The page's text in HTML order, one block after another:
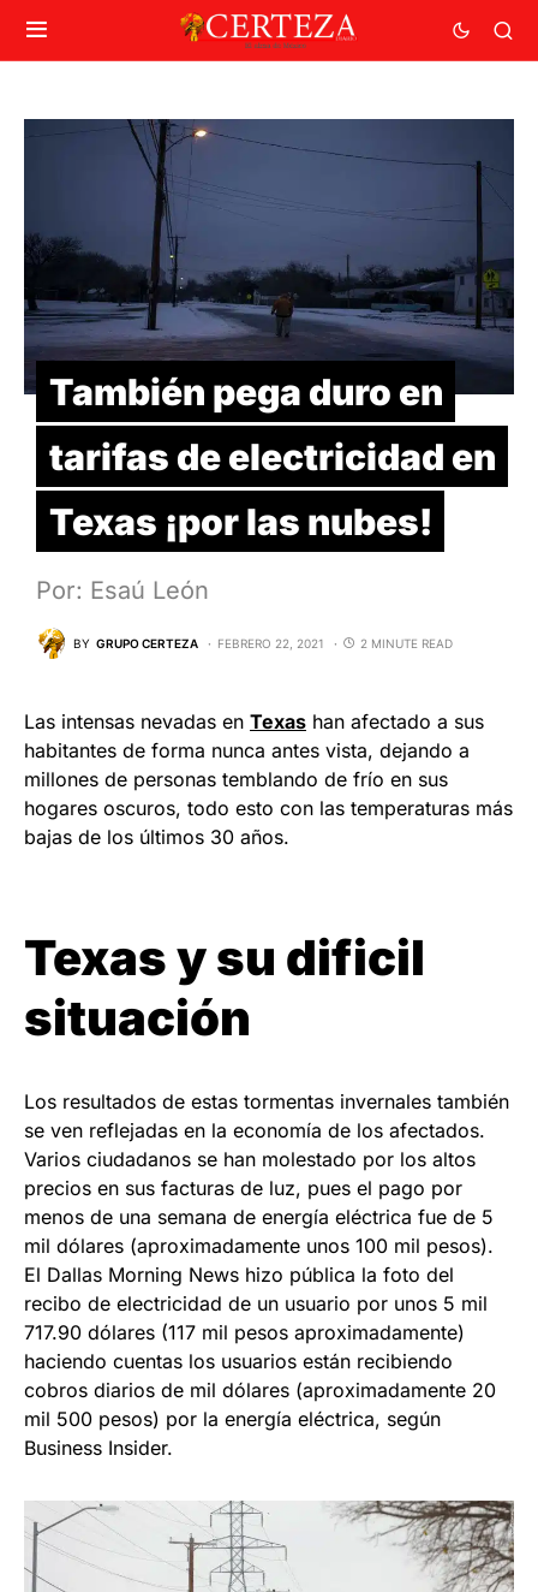
También pega duro en
tarifas de electricidad en
Texas ¡por las nubes!
Por: Esaú León
BY GRUPO CERTEZA FEBRERO 22, 2021 2 MINUTE READ
Las intensas nevadas en Texas han afectado a sus
habitantes de forma nunca antes vista, dejando a
millones de personas temblando de frío en sus
hogares oscuros, todo esto con las temperaturas más
bajas de los últimos 30 años.
Texas y su dificil
situación
Los resultados de estas tormentas invernales también
se ven reflejadas en la economía de los afectados.
Varios ciudadanos se han molestado por los altos
precios en sus facturas de luz, pues el pago por
menos de una semana de energía eléctrica fue de 5
mil dólares (aproximadamente unos 100 mil pesos).
El Dallas Morning News hizo pública la foto del
recibo de electricidad de un usuario por unos 5 mil
717.90 dólares (117 mil pesos aproximadamente)
haciendo cuentas los usuarios están recibiendo
cobros diarios de mil dólares (aproximadamente 20
mil 500 pesos) por la energía eléctrica, según
Business Insider.